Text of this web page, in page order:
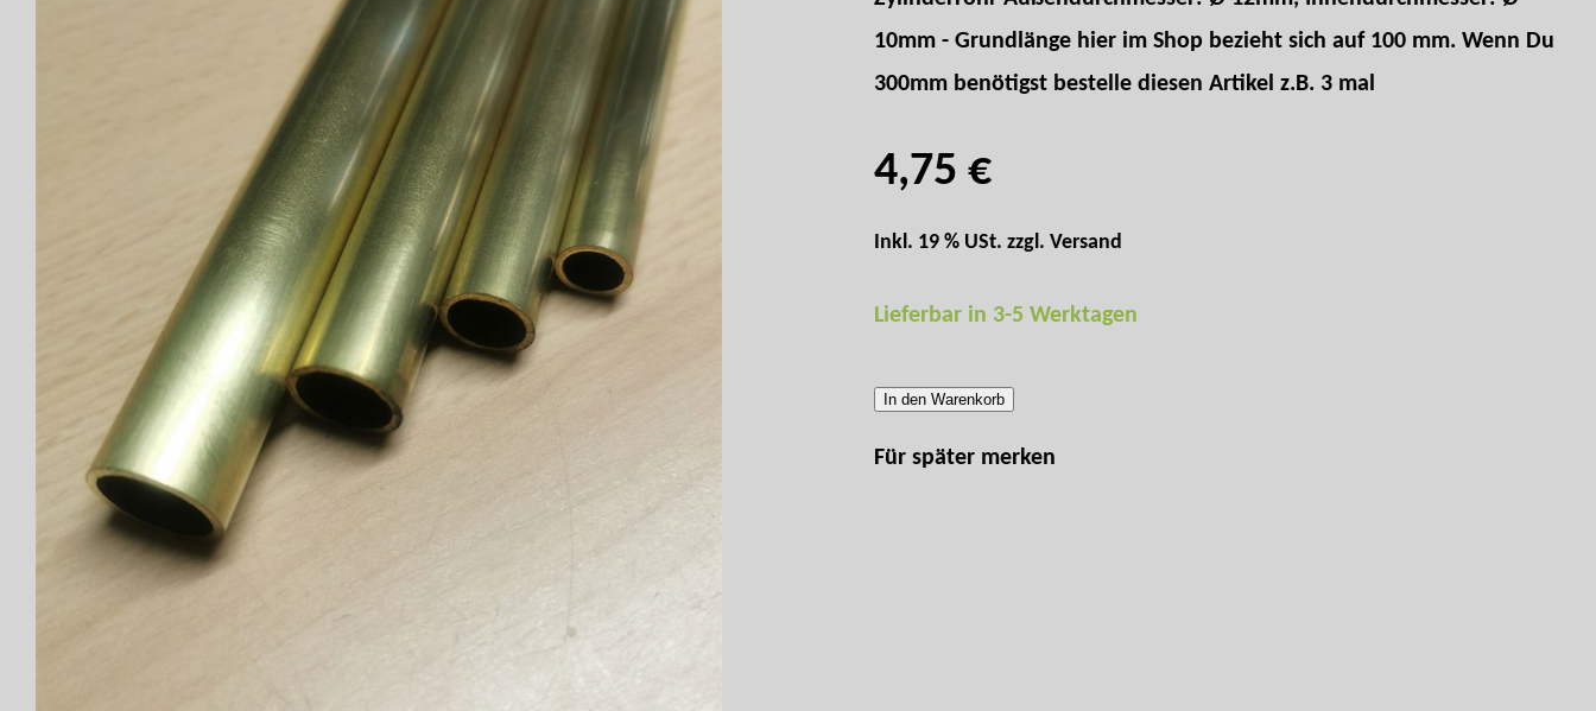
10mm - Grundlänge hier im Shop bezieht sich auf 100 mm. Wenn Du
300mm benötigst bestelle diesen Artikel z.B. 3 mal
4,75 €
Inkl. 19 % USt. zzgl.Versand
Lieferbar in 3-5 Werktagen
In den Warenkorb
Für später merken